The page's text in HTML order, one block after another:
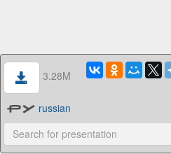
3.28M
russian